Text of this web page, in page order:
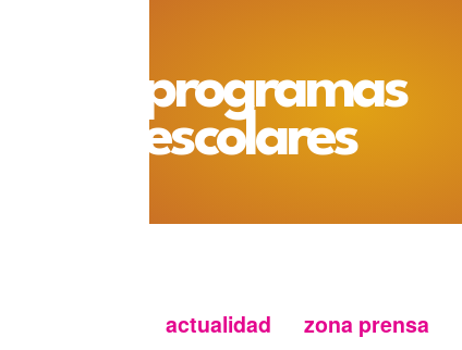
programas
escolares
actualidad zona prensa